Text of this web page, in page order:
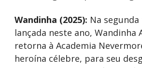
Wandinha (2025): Na
lançada neste ano, Wandinha
retorna à Academia
heroína célebre, para seu